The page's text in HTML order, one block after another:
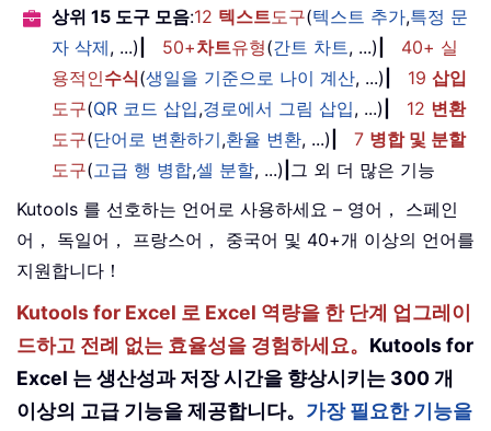
상위 15 도구 모음:12 텍스트도구(텍스트 추가,특정 문
자 삭제, ...) 50+차트유형(간트 차트, ...)
40+ 실
용적인수식(생일을 기준으로 나이 계산, ...) 19 삽입
도구(QR 코드 삽입,경로에서 그림 삽입, ...) 12 변환
도구(단어로 변환하기,환율 변환, ...) 7 병합 및 분할
도구(고급 행 병합,셀 분할, ...) 그 외 더 많은 기능
Kutools 를 선호하는 언어로 사용하세요 – 영어， 스페인
어， 독일어， 프랑스어， 중국어 및 40+개 이상의 언어를
지원합니다！
Kutools for Excel 로 Excel 역량을 한 단계 업그레이
드하고 전례 없는 효율성을 경험하세요。 Kutools for
Excel 는 생산성과 저장 시간을 향상시키는 300 개
이상의 고급 기능을 제공합니다。 가장 필요한 기능을